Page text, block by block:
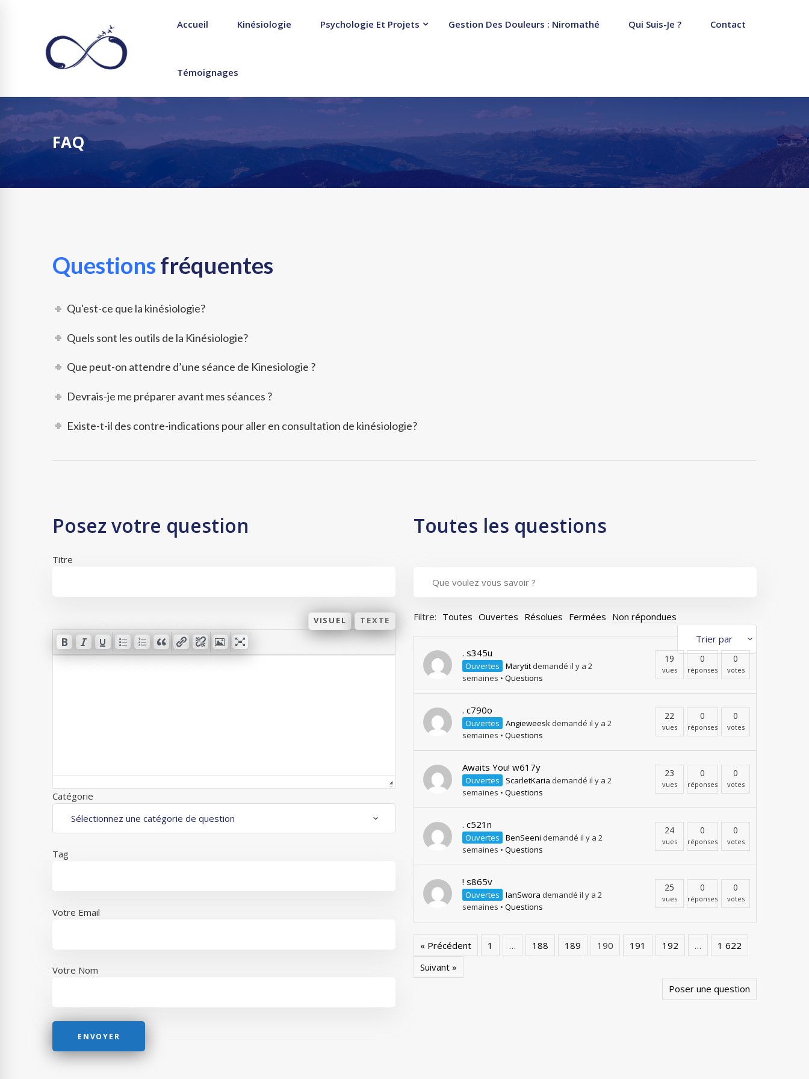
Accueil Kinésiologie Psychologie Et Projets Gestion Des Douleurs : Niromathé Qui Suis-Je ? Contact
Témoignages
FAQ
Questionsfréquentes
Qu'est-ce que la kinésiologie?
Quels sont les outils de la Kinésiologie?
Que peut-on attendre d’une séance de Kinesiologie ?
Devrais-je me préparer avant mes séances ?
Existe-t-il des contre-indications pour aller en consultation de kinésiologie?
Posez votre question
Titre
VISUEL TEXTE
Catégorie
Tag
Votre Email
Votre Nom
Toutes les questions
Filtre: Toutes Ouvertes Résolues Fermées Non répondues
. s345u
Ouvertes Marytit demandé il y a 2
semaines • Questions
19
vues
0
réponses
0
votes
. c790o
Ouvertes Angieweesk demandé il y a 2
semaines • Questions
22
vues
0
réponses
0
votes
Awaits You! w617y
Ouvertes ScarletKaria demandé il y a 2
semaines • Questions
23
vues
0
réponses
0
votes
. c521n
Ouvertes BenSeeni demandé il y a 2
semaines • Questions
24
vues
0
réponses
0
votes
! s865v
Ouvertes IanSwora demandé il y a 2
semaines • Questions
25
vues
0
réponses
0
votes
« Précédent 1 … 188 189 190 191 192 …
1 622
Suivant »
Poser une question